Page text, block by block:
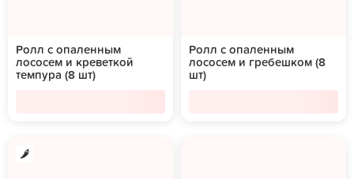
Ролл с опаленным
лососем и креветкой
темпура (8 шт)
Ролл с опаленным
лососем и гребешком (8
шт)